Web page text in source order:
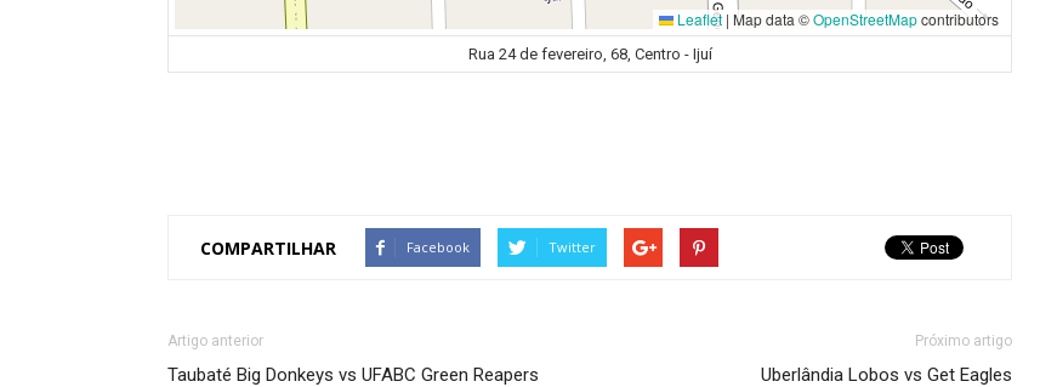
Leaflet | Map data ©OpenStreetMapcontributors
Rua 24 de fevereiro, 68, Centro - Ijuí
COMPARTILHAR Facebook Twitter
Artigo anterior
Taubaté Big Donkeys vs UFABC Green Reapers
Próximo artigo
Uberlândia Lobos vs Get Eagles